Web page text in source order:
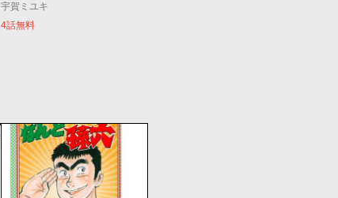
宇賀ミユキ
4話無料